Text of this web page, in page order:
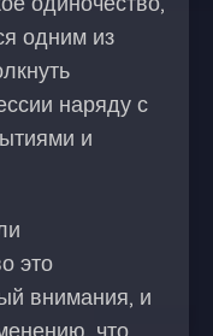
одним из
наряду с
и
это
внимания, и